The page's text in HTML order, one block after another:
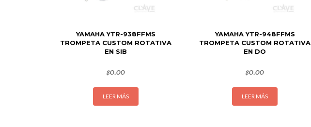
YAMAHA YTR-938FFMS
TROMPETA CUSTOM ROTATIVA
EN SIB
$0.00
LEER MÁS
YAMAHA YTR-948FFMS
TROMPETA CUSTOM ROTATIVA
EN DO
$0.00
LEER MÁS